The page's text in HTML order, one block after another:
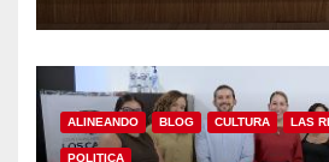
ALINEANDO BLOG CULTURA LAS
POLITICA